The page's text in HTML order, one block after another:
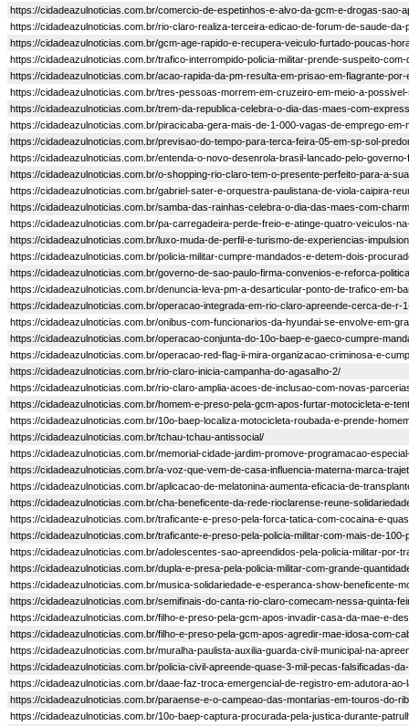
https://cidadeazulnoticias.com.br/comercio-de-espetinhos-e-alvo-da-gcm-e-drogas-sao-
https://cidadeazulnoticias.com.br/rio-claro-realiza-terceira-edicao-de-forum-de-saude-da-
https://cidadeazulnoticias.com.br/gcm-age-rapido-e-recupera-veiculo-furtado-poucas-
https://cidadeazulnoticias.com.br/trafico-interrompido-policia-militar-prende-suspeito-
https://cidadeazulnoticias.com.br/acao-rapida-da-pm-resulta-em-prisao-em-flagrante-
https://cidadeazulnoticias.com.br/tres-pessoas-morrem-em-cruzeiro-em-meio-a-
https://cidadeazulnoticias.com.br/trem-da-republica-celebra-o-dia-das-maes-com-
https://cidadeazulnoticias.com.br/piracicaba-gera-mais-de-1-000-vagas-de-emprego-
https://cidadeazulnoticias.com.br/previsao-do-tempo-para-terca-feira-05-em-sp-sol-
https://cidadeazulnoticias.com.br/entenda-o-novo-desenrola-brasil-lancado-pelo-governo-
https://cidadeazulnoticias.com.br/o-shopping-rio-claro-tem-o-presente-perfeito-para-a-
https://cidadeazulnoticias.com.br/gabriel-sater-e-orquestra-paulistana-de-viola-caipira-
https://cidadeazulnoticias.com.br/samba-das-rainhas-celebra-o-dia-das-maes-com-
https://cidadeazulnoticias.com.br/pa-carregadeira-perde-freio-e-atinge-quatro-veiculos-
https://cidadeazulnoticias.com.br/luxo-muda-de-perfil-e-turismo-de-experiencias-
https://cidadeazulnoticias.com.br/policia-militar-cumpre-mandados-e-detem-dois-
https://cidadeazulnoticias.com.br/governo-de-sao-paulo-firma-convenios-e-reforca-
https://cidadeazulnoticias.com.br/denuncia-leva-pm-a-desarticular-ponto-de-trafico-em-
https://cidadeazulnoticias.com.br/operacao-integrada-em-rio-claro-apreende-cerca-de-r-
https://cidadeazulnoticias.com.br/onibus-com-funcionarios-da-hyundai-se-envolve-em-
https://cidadeazulnoticias.com.br/operacao-conjunta-do-10o-baep-e-gaeco-cumpre-
https://cidadeazulnoticias.com.br/operacao-red-flag-ii-mira-organizacao-criminosa-e-
https://cidadeazulnoticias.com.br/rio-claro-inicia-campanha-do-agasalho-2/
https://cidadeazulnoticias.com.br/rio-claro-amplia-acoes-de-inclusao-com-novas-
https://cidadeazulnoticias.com.br/homem-e-preso-pela-gcm-apos-furtar-motocicleta-e-
https://cidadeazulnoticias.com.br/10o-baep-localiza-motocicleta-roubada-e-prende-
https://cidadeazulnoticias.com.br/tchau-tchau-antissocial/
https://cidadeazulnoticias.com.br/memorial-cidade-jardim-promove-programacao-
https://cidadeazulnoticias.com.br/a-voz-que-vem-de-casa-influencia-materna-marca-
https://cidadeazulnoticias.com.br/aplicacao-de-melatonina-aumenta-eficacia-de-
https://cidadeazulnoticias.com.br/cha-beneficente-da-rede-rioclarense-reune-
https://cidadeazulnoticias.com.br/traficante-e-preso-pela-forca-tatica-com-cocaina-e-
https://cidadeazulnoticias.com.br/traficante-e-preso-pela-policia-militar-com-mais-de-
https://cidadeazulnoticias.com.br/adolescentes-sao-apreendidos-pela-policia-militar-por-
https://cidadeazulnoticias.com.br/dupla-e-presa-pela-policia-militar-com-grande-
https://cidadeazulnoticias.com.br/musica-solidariedade-e-esperanca-show-beneficente-
https://cidadeazulnoticias.com.br/semifinais-do-canta-rio-claro-comecam-nessa-quinta-
https://cidadeazulnoticias.com.br/filho-e-preso-pela-gcm-apos-invadir-casa-da-mae-e-
https://cidadeazulnoticias.com.br/filho-e-preso-pela-gcm-apos-agredir-mae-idosa-com-
https://cidadeazulnoticias.com.br/muralha-paulista-auxilia-guarda-civil-municipal-na-
https://cidadeazulnoticias.com.br/policia-civil-apreende-quase-3-mil-pecas-falsificadas-
https://cidadeazulnoticias.com.br/daae-faz-troca-emergencial-de-registro-em-adutora-
https://cidadeazulnoticias.com.br/paraense-e-o-campeao-das-montarias-em-touros-do-
https://cidadeazulnoticias.com.br/10o-baep-captura-procurada-pela-justica-durante-